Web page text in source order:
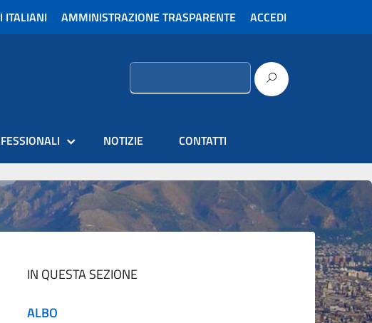
ITALIANI AMMINISTRAZIONE TRASPARENTE ACCEDI
Ricerca
NOTIZIE CONTATTI
IN QUESTA SEZIONE
ALBO